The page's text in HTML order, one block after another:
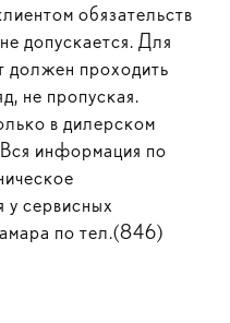
обязательств
допускается. Для
должен проходить
не пропуская.
в дилерском
информация по
у сервисных
по тел.(846)